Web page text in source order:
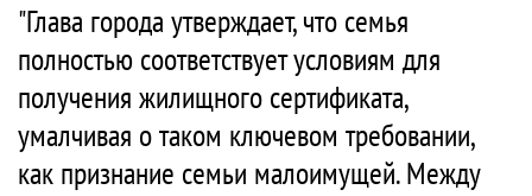
"Глава города утверждает, что семья
полностью соответствует условиям для
получения жилищного сертификата,
умалчивая о таком ключевом требовании,
как признание семьи малоимущей. Между